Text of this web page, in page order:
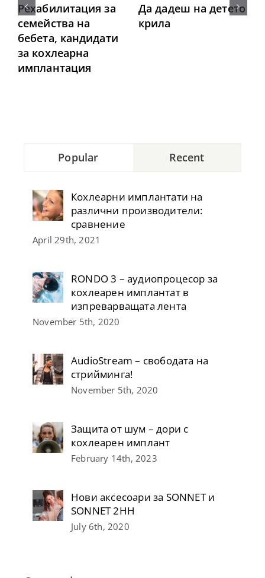
Рехабилитация за
семейства на
бебета, кандидати
за кохлеарна
имплантация
Да дадеш на детето
крила
Popular Recent
Кохлеарни имплантати на
различни производители:
сравнение
April 29th, 2021
RONDO 3 – аудиопроцесор за
кохлеарен имплантат в
изпреварващата лента
November 5th, 2020
AudioStream – свободата на
стрийминга!
November 5th, 2020
Защита от шум – дори с
кохлеарен имплант
February 14th, 2023
Нови аксесоари за SONNET и
SONNET 2НН
July 6th, 2020